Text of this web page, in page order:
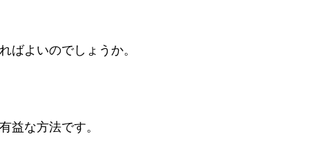
ばよいのでしょうか。
益な方法です。